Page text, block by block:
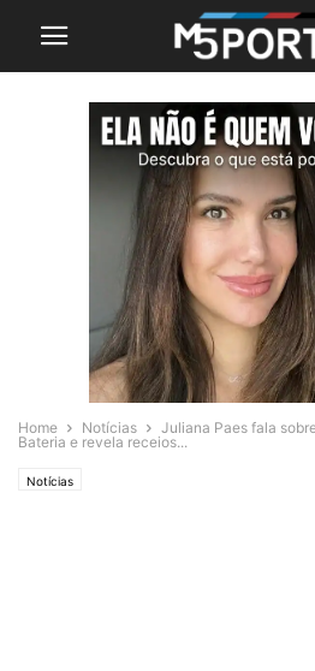
Home Notícias
Juliana Paes fala
Bateria e revela receios...
Notícias